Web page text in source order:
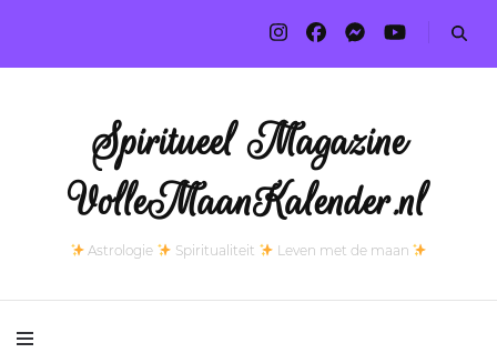
Spiritueel Magazine
VolleMaanKalender.nl
Astrologie Spiritualiteit Leven met de maan